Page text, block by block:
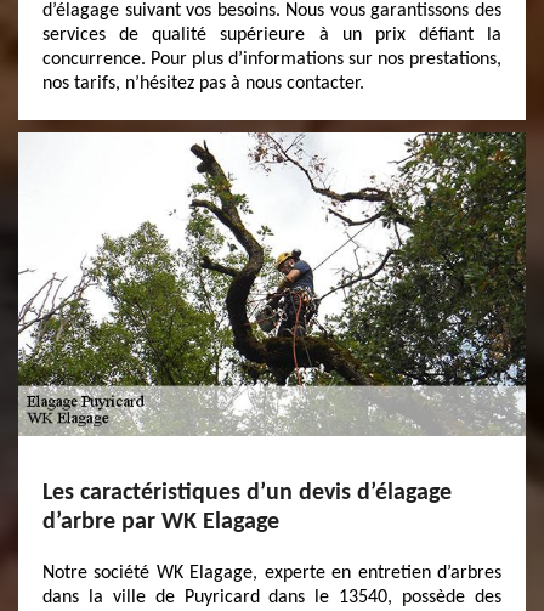
d’élagage suivant vos besoins. Nous vous garantissons des
services de qualité supérieure à un prix défiant la
concurrence. Pour plus d’informations sur nos prestations,
nos tarifs, n’hésitez pas à nous contacter.
Les caractéristiques d’un devis d’élagage
d’arbre par WK Elagage
Notre société WK Elagage, experte en entretien d’arbres
dans la ville de Puyricard dans le 13540, possède des